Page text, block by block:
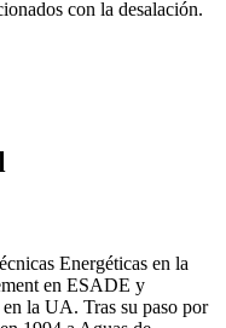
con la desalación.
Energéticas en la
en ESADE y
la UA. Tras su paso por